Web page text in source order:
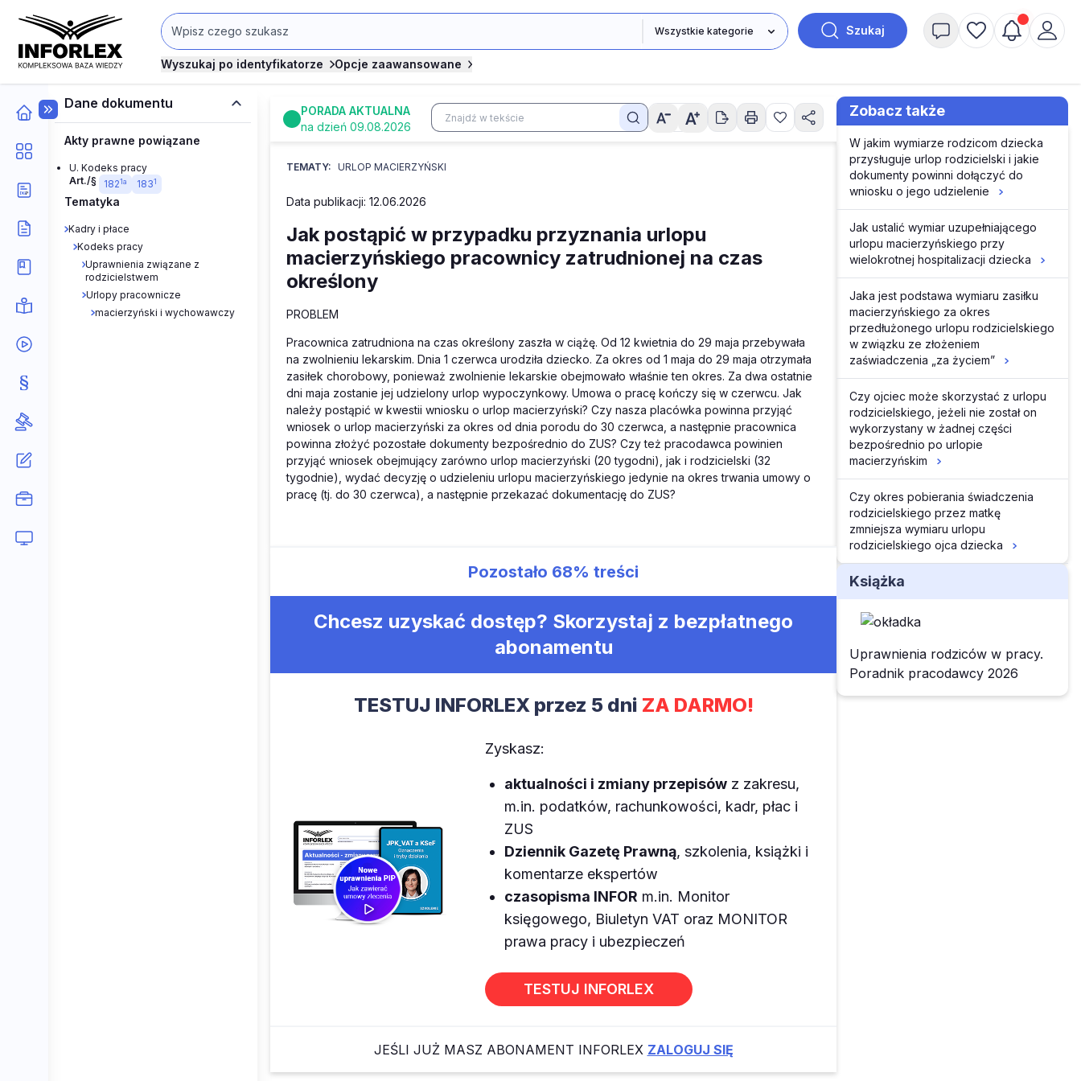
Szukaj
Wyszukaj po identyfikatorze Opcje zaawansowane
Dane dokumentu
Akty prawne powiązane
U. Kodeks pracy
Art./§
1821a 1831
Tematyka
Kadry i płace
Kodeks pracy
Uprawnienia związane z
rodzicielstwem
Urlopy pracownicze
macierzyński i wychowawczy
PORADA AKTUALNA
na dzień 09.08.2026
TEMATY: URLOP MACIERZYŃSKI
Data publikacji: 12.06.2026
Jak postąpić w przypadku przyznania urlopu
macierzyńskiego pracownicy zatrudnionej na czas
określony
PROBLEM
Pracownica zatrudniona na czas określony zaszła w ciążę. Od 12 kwietnia do 29 maja przebywała
na zwolnieniu lekarskim. Dnia 1 czerwca urodziła dziecko. Za okres od 1 maja do 29 maja otrzymała
zasiłek chorobowy, ponieważ zwolnienie lekarskie obejmowało właśnie ten okres. Za dwa ostatnie
dni maja zostanie jej udzielony urlop wypoczynkowy. Umowa o pracę kończy się w czerwcu. Jak
należy postąpić w kwestii wniosku o urlop macierzyński? Czy nasza placówka powinna przyjąć
wniosek o urlop macierzyński za okres od dnia porodu do 30 czerwca, a następnie pracownica
powinna złożyć pozostałe dokumenty bezpośrednio do ZUS? Czy też pracodawca powinien
przyjąć wniosek obejmujący zarówno urlop macierzyński (20 tygodni), jak i rodzicielski (32
tygodnie), wydać decyzję o udzieleniu urlopu macierzyńskiego jedynie na okres trwania umowy o
pracę (tj. do 30 czerwca), a następnie przekazać dokumentację do ZUS?
Pozostało 68% treści
Chcesz uzyskać dostęp? Skorzystaj z bezpłatnego
abonamentu
TESTUJ INFORLEX przez 5 dni ZA DARMO!
Zyskasz:
aktualności i zmiany przepisówz zakresu,
m.in. podatków, rachunkowości, kadr, płac i
ZUS
Dziennik Gazetę Prawną, szkolenia, książki i
komentarze ekspertów
czasopisma INFOR m.in. Monitor
księgowego, Biuletyn VAT oraz MONITOR
prawa pracy i ubezpieczeń
TESTUJ INFORLEX
JEŚLI JUŻ MASZ ABONAMENT INFORLEX ZALOGUJ SIĘ
Zobacz także
W jakim wymiarze rodzicom dziecka
przysługuje urlop rodzicielski i jakie
dokumenty powinni dołączyć do
wniosku o jego udzielenie
Jak ustalić wymiar uzupełniającego
urlopu macierzyńskiego przy
wielokrotnej hospitalizacji dziecka
Jaka jest podstawa wymiaru zasiłku
macierzyńskiego za okres
przedłużonego urlopu rodzicielskiego
w związku ze złożeniem
zaświadczenia „za życiem”
Czy ojciec może skorzystać z urlopu
rodzicielskiego, jeżeli nie został on
wykorzystany w żadnej części
bezpośrednio po urlopie
macierzyńskim
Czy okres pobierania świadczenia
rodzicielskiego przez matkę
zmniejsza wymiaru urlopu
rodzicielskiego ojca dziecka
Książka
Uprawnienia rodziców w pracy.
Poradnik pracodawcy 2026